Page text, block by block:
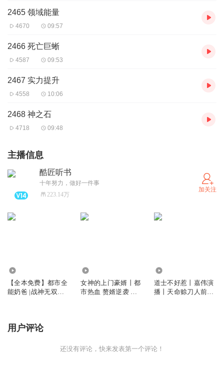
2465 领域能量
4670 09:57
2466 死亡巨蜥
4587 09:53
2467 实力提升
4558 10:06
2468 神之石
4718 09:48
主播信息
酷匠听书
十年努力，做好一件事
223.14万
加关注
【全本免费】都市全
能奶爸 |战神无双宠
女神的上门豪婿丨都
市热血 赘婿逆袭 上
道士不好惹丨嘉伟演
播丨天命赊刀人前传
用户评论
还没有评论，快来发表第一个评论！